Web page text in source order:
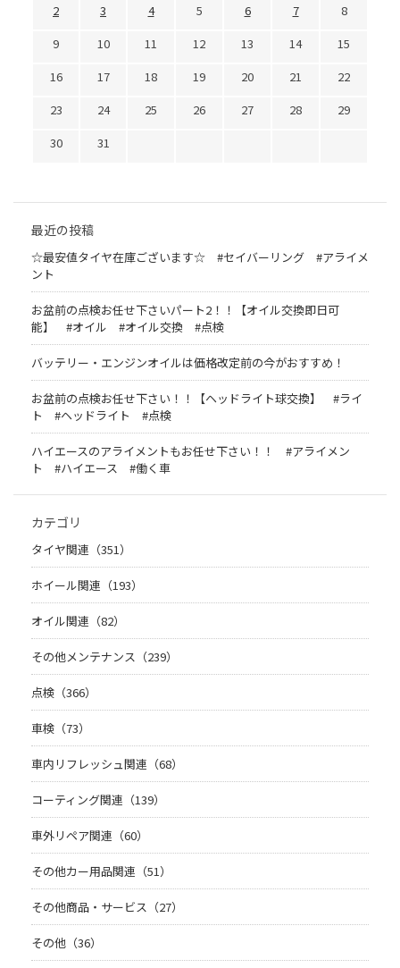
2
3 4 5 6 7
8
9
10 11 12 13 14
15
16
17 18 19 20 21
22
23
24 25 26 27 28
29
30
31
最近の投稿
☆最安値タイヤ在庫ございます☆ #セイバーリング #アライメ
ント
お盆前の点検お任せ下さいパート2！！【オイル交換即日可
能】 #オイル #オイル交換 #点検
バッテリー・エンジンオイルは価格改定前の今がおすすめ！
お盆前の点検お任せ下さい！！【ヘッドライト球交換】 #ライ
ト #ヘッドライト #点検
ハイエースのアライメントもお任せ下さい！！ #アライメン
ト #ハイエース #働く車
カテゴリ
タイヤ関連（351）
ホイール関連（193）
オイル関連（82）
その他メンテナンス（239）
点検（366）
車検（73）
車内リフレッシュ関連（68）
コーティング関連（139）
車外リペア関連（60）
その他カー用品関連（51）
その他商品・サービス（27）
その他（36）